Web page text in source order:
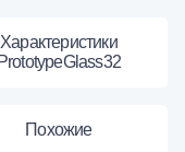
Характеристики
PrototypeGlass32
Похожие